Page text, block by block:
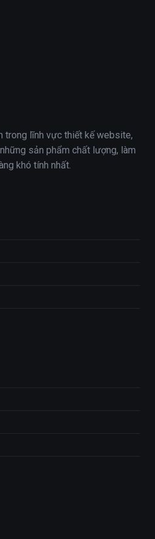
trong lĩnh vực thiết kế website,
sản phẩm chất lượng, làm
khó tính nhất.